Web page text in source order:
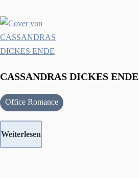
CASSANDRAS DICKES ENDE
Office Romance
Weiterlesen